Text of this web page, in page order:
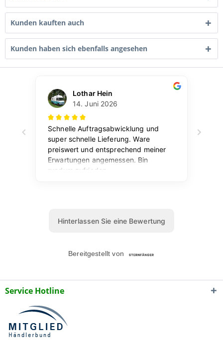
Kunden kauften auch
Kunden haben sich ebenfalls angesehen
Service Hotline